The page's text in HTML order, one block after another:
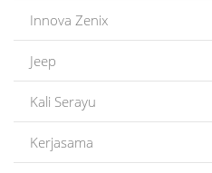
Innova Zenix
Jeep
Kali Serayu
Kerjasama